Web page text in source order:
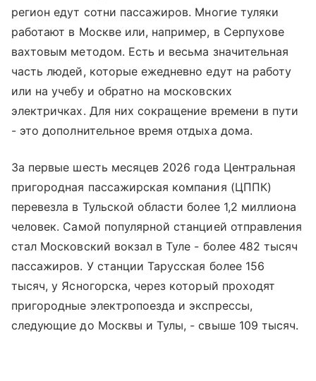
регион едут сотни пассажиров. Многие туляки
работают в Москве или, например, в Серпухове
вахтовым методом. Есть и весьма значительная
часть людей, которые ежедневно едут на работу
или на учебу и обратно на московских
электричках. Для них сокращение времени в пути
- это дополнительное время отдыха дома.
За первые шесть месяцев 2026 года Центральная
пригородная пассажирская компания (ЦППК)
перевезла в Тульской области более 1,2 миллиона
человек. Самой популярной станцией отправления
стал Московский вокзал в Туле - более 482 тысяч
пассажиров. У станции Тарусская более 156
тысяч, у Ясногорска, через который проходят
пригородные электропоезда и экспрессы,
следующие до Москвы и Тулы, - свыше 109 тысяч.